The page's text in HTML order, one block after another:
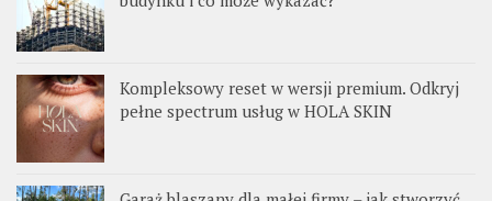
Kompleksowy reset w wersji premium. Odkryj
pełne spectrum usług w HOLA SKIN